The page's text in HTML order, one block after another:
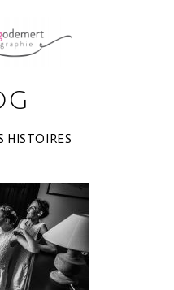
HISTOIRES